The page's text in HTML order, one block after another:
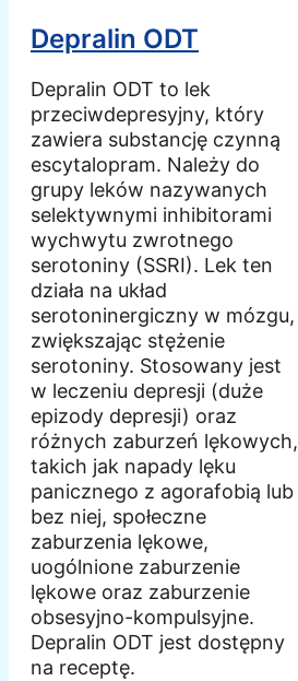
Depralin ODT
Depralin ODT to lek
przeciwdepresyjny, który
zawiera substancję czynną
escytalopram. Należy do
grupy leków nazywanych
selektywnymi inhibitorami
wychwytu zwrotnego
serotoniny (SSRI). Lek ten
działa na układ
serotoninergiczny w mózgu,
zwiększając stężenie
serotoniny. Stosowany jest
w leczeniu depresji (duże
epizody depresji) oraz
różnych zaburzeń lękowych,
takich jak napady lęku
panicznego z agorafobią lub
bez niej, społeczne
zaburzenia lękowe,
uogólnione zaburzenie
lękowe oraz zaburzenie
obsesyjno-kompulsyjne.
Depralin ODT jest dostępny
na receptę.